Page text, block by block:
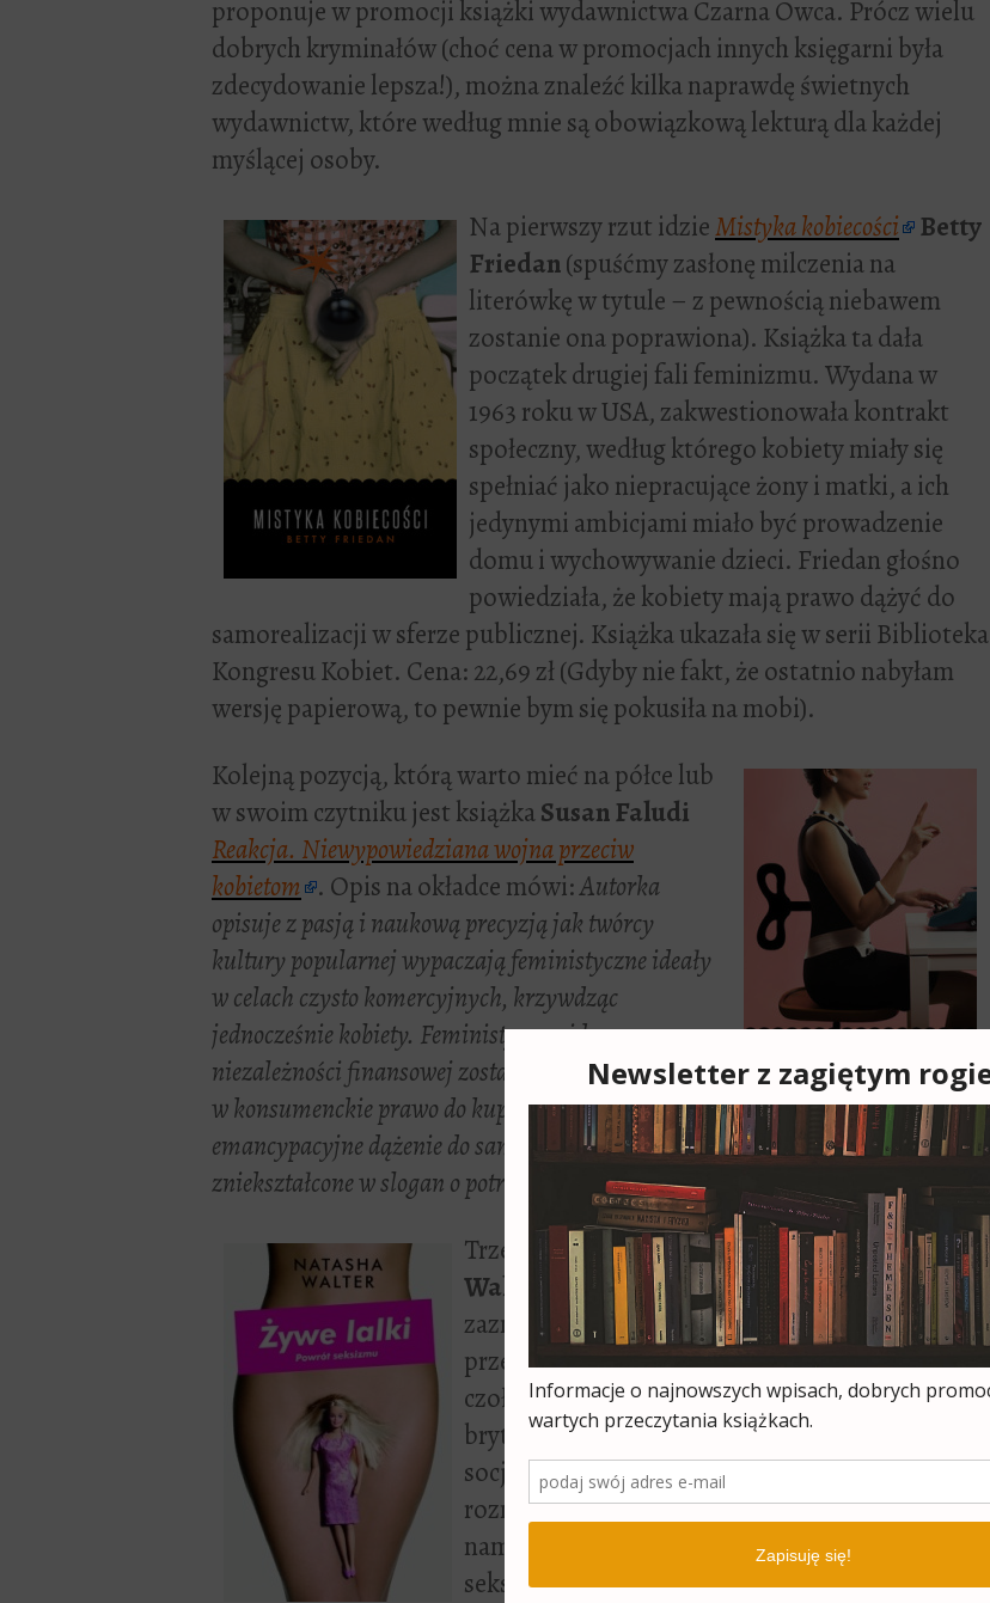
proponuje w promocji książki wydawnictwa Czarna Owca. Prócz wielu
dobrych kryminałów (choć cena w promocjach innych księgarni była
zdecydowanie lepsza!), można znaleźć kilka naprawdę świetnych
wydawnictw, które według mnie są obowiązkową lekturą dla każdej
myślącej osoby.
Na pierwszy rzut idzieMistyka kobiecości
Betty
Friedan(spuśćmy zasłonę milczenia na
literówkę w tytule – z pewnością niebawem
zostanie ona poprawiona). Książka ta dała
początek drugiej fali feminizmu. Wydana w
1963 roku w USA, zakwestionowała kontrakt
społeczny, według którego kobiety miały się
spełniać jako niepracujące żony i matki, a ich
jedynymi ambicjami miało być prowadzenie
domu i wychowywanie dzieci. Friedan głośno
powiedziała, że kobiety mają prawo dążyć do
samorealizacji w sferze publicznej. Książka ukazała się w serii Biblioteka
Kongresu Kobiet. Cena: 22,69 zł (Gdyby nie fakt, że ostatnio nabyłam
wersję papierową, to pewnie bym się pokusiła na mobi).
Kolejną pozycją, którą warto mieć na półce lub
w swoim czytniku jest książkaSusan Faludi
Reakcja. Niewypowiedziana wojna przeciw
kobietom . Opis na okładce mówi:Autorka
opisuje z pasją i naukową precyzją jak twórcy
kultury popularnej wypaczają feministyczne ideały
w celach czysto komercyjnych, krzywdząc
jednocześnie kobiety. Feministyczna idea
niezależności finansowej zostaje cynicznie przekuta
w konsumenckie prawo do kupowania; a
emancypacyjne dążenie do samospełnienia zostaje
zniekształcone w slogan o potrzebie samodoskonalenia.
Cena: 17,45 zł.
Trzecią, ostatnią już książką, jest pracaNatashy
Walter
Żywe lalki. Powrót seksizmu . Wydawca
zaznacza, że Natasha Walter, autorka
przełomowej pozycjiThe New Feminismi jedna z
czołowych komentatorek współczesnej kultury
brytyjskiej, napisała, na podstawie badań
socjologicznych, wywiadów i prywatnych
rozmów, odważną i szczerą książkę, która każe
nam na nowo zdefiniować pojęcia kobiecości i
seksizmu. Cena: 19,44 zł.